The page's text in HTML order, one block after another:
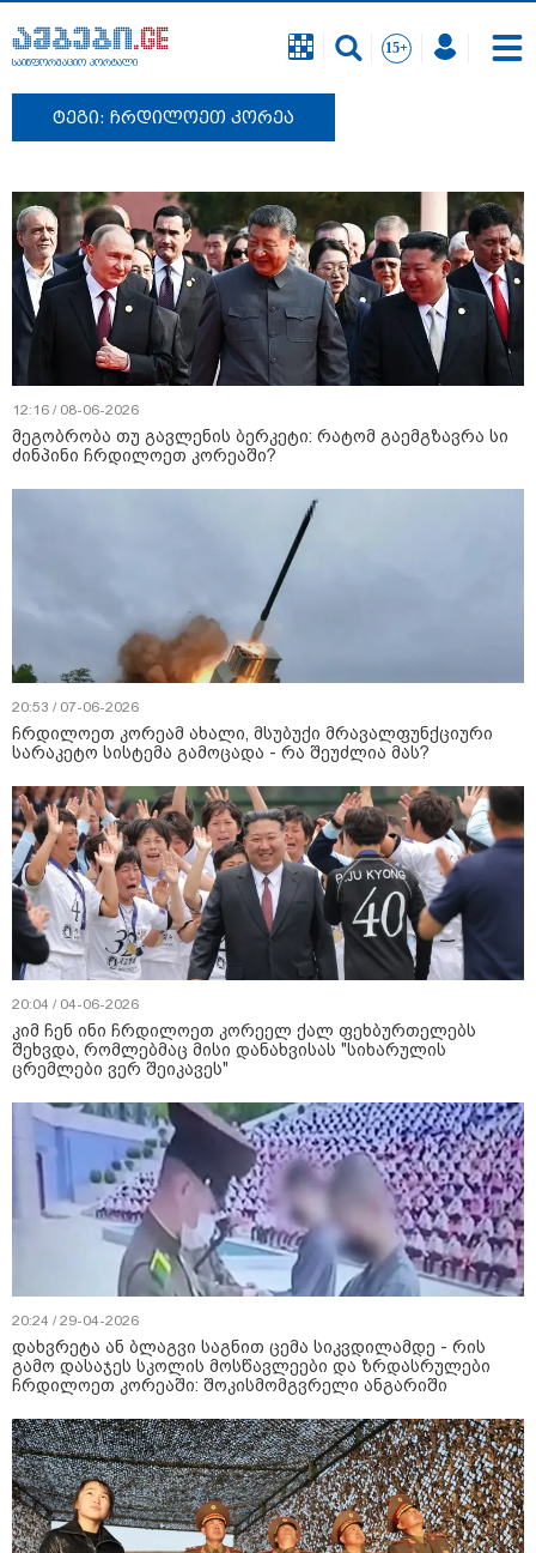
საინფორმაციო პორტალი
ტეგი: ჩრდილოეთ კორეა
12:16 / 08-06-2026
მეგობრობა თუ გავლენის ბერკეტი: რატომ გაემგზავრა სი
ძინპინი ჩრდილოეთ კორეაში?
20:53 / 07-06-2026
ჩრდილოეთ კორეამ ახალი, მსუბუქი მრავალფუნქციური
სარაკეტო სისტემა გამოცადა - რა შეუძლია მას?
20:04 / 04-06-2026
კიმ ჩენ ინი ჩრდილოეთ კორეელ ქალ ფეხბურთელებს
შეხვდა, რომლებმაც მისი დანახვისას "სიხარულის
ცრემლები ვერ შეიკავეს"
20:24 / 29-04-2026
დახვრეტა ან ბლაგვი საგნით ცემა სიკვდილამდე - რის
გამო დასაჯეს სკოლის მოსწავლეები და ზრდასრულები
ჩრდილოეთ კორეაში: შოკისმომგვრელი ანგარიში